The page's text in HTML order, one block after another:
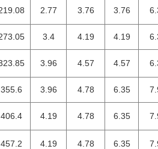
2.77 3.76 3.76
3.4 4.19 4.19
3.96 4.57 4.57
355.6 3.96 4.78 6.35
406.4 4.19 4.78 6.35
457.2 4.19 4.78 6.35